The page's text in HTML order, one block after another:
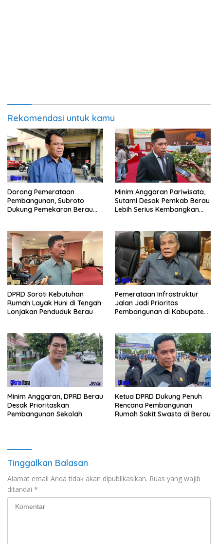
Rekomendasi untuk kamu
Dorong Pemerataan
Pembangunan, Subroto
Dukung Pemekaran Berau
Minim Anggaran Pariwisata,
Sutami Desak Pemkab Berau
Lebih Serius Kembangkan
DPRD Soroti Kebutuhan
Rumah Layak Huni di Tengah
Lonjakan Penduduk Berau
Pemerataan Infrastruktur
Jalan Jadi Prioritas
Pembangunan di Kabupaten
Minim Anggaran, DPRD Berau
Desak Prioritaskan
Pembangunan Sekolah
Ketua DPRD Dukung Penuh
Rencana Pembangunan
Rumah Sakit Swasta di Berau
Tinggalkan Balasan
Alamat email Anda tidak akan dipublikasikan. Ruas yang wajib
ditandai *